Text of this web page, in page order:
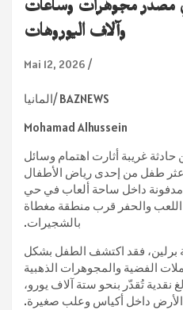
مصدر مجوهرات وساعات
وآلاف اليوروهات
Mai 12, 2026
المانيا/ BAZNEWS
Mohamad Alhussein
حادثة غريبة أثارت اهتمام وسائل
عثر طفل من إحدى رياض الأطفال
مدفونة داخل ساحة ألعاب في حي
اللعب والحفر قرب منطقة مغطاة
بالشجيرات.
فقد اكتشف الطفل بشكل
الفضية والمجوهرات الذهبية
تُقدّر بنحو ستة آلاف يورو،
داخل أكياس وعلب صغيرة.